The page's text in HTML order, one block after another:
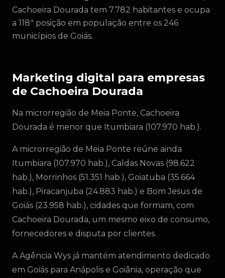
Cachoeira Dourada tem 7.782 habitantes e ocupa
a 118ª posição em população entre os 246
municípios de Goiás.
Marketing digital para empresas
de Cachoeira Dourada
Na microrregião de Meia Ponte, Cachoeira
Dourada é menor que Itumbiara (107.970 hab.).
A microrregião de Meia Ponte reúne ainda
Itumbiara (107.970 hab.), Caldas Novas (98.622
hab.), Morrinhos (51.351 hab.), Goiatuba (35.664
hab.), Piracanjuba (24.883 hab.) e Bom Jesus de
Goiás (23.958 hab.), cidades que formam, com
Cachoeira Dourada, um mesmo eixo de consumo,
fornecedores e disputa por clientes.
A Agência Wys já mantém atendimento dedicado
em Goiás para Anápolis e Goiânia, operação que